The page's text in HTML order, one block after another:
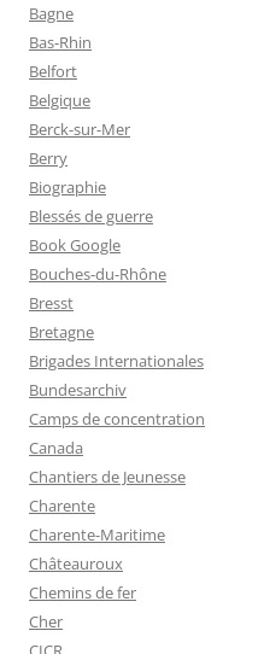
Bagne
Bas-Rhin
Belfort
Belgique
Berck-sur-Mer
Berry
Biographie
Blessés de guerre
Book Google
Bouches-du-Rhône
Bresst
Bretagne
Brigades Internationales
Bundesarchiv
Camps de concentration
Canada
Chantiers de Jeunesse
Charente
Charente-Maritime
Châteauroux
Chemins de fer
Cher